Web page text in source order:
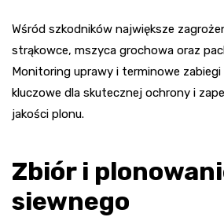
Wśród szkodników największe
strąkowce, mszyca grochowa oraz
Monitoring uprawy i terminowe
kluczowe dla skutecznej ochrony i
jakości plonu.
Zbiór i
siewnego